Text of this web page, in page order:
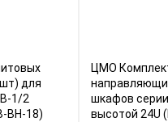
для
1/2
ВН-18)
ЦМО
шкафов
высотой